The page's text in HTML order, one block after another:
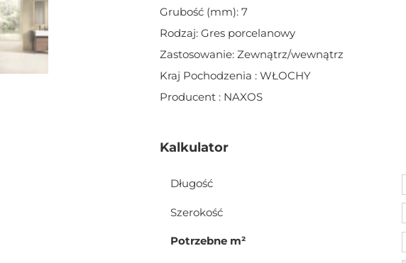
Grubość (mm): 7
Rodzaj: Gres porcelanowy
Zastosowanie: Zewnątrz/wewnątrz
Kraj Pochodzenia : WŁOCHY
Producent : NAXOS
Kalkulator
Długość
Szerokość
Potrzebne m²